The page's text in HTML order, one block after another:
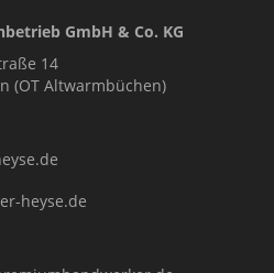
GmbH & Co. KG
14
(OT Altwarmbüchen)
heyse.de